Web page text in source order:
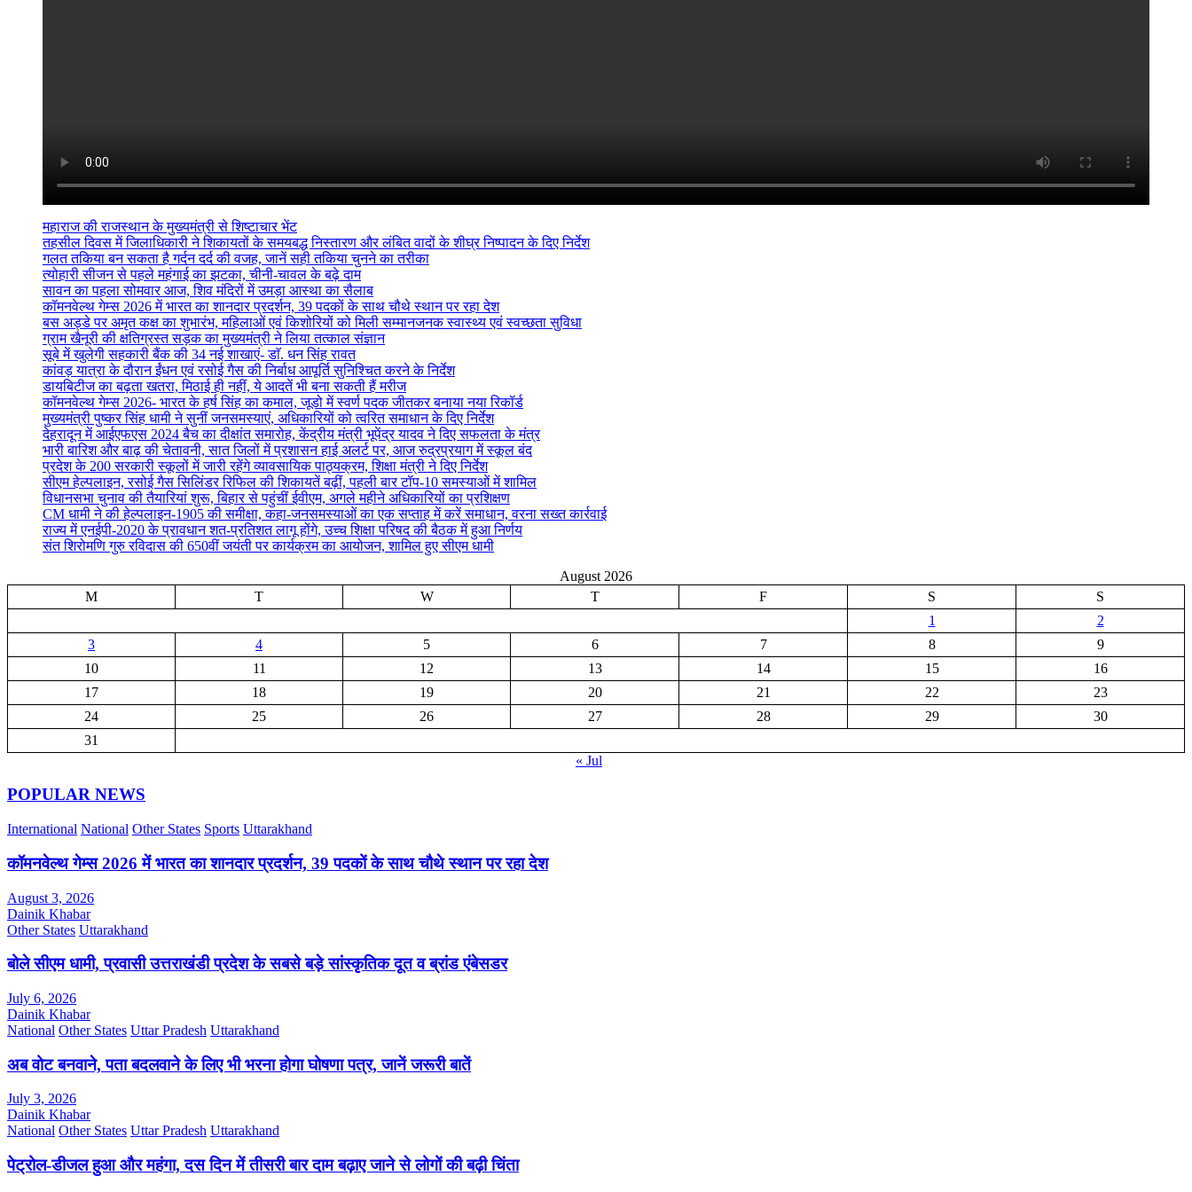
महाराज की राजस्थान के मुख्यमंत्री से शिष्टाचार भेंट
तहसील दिवस में जिलाधिकारी ने शिकायतों के समयबद्ध निस्तारण और लंबित वादों के शीघ्र निष्पादन के दिए निर्देश
गलत तकिया बन सकता है गर्दन दर्द की वजह, जानें सही तकिया चुनने का तरीका
त्योहारी सीजन से पहले महंगाई का झटका, चीनी-चावल के बढ़े दाम
सावन का पहला सोमवार आज, शिव मंदिरों में उमड़ा आस्था का सैलाब
कॉमनवेल्थ गेम्स 2026 में भारत का शानदार प्रदर्शन, 39 पदकों के साथ चौथे स्थान पर रहा देश
बस अड्डे पर अमृत कक्ष का शुभारंभ, महिलाओं एवं किशोरियों को मिली सम्मानजनक स्वास्थ्य एवं स्वच्छता सुविधा
ग्राम खैनूरी की क्षतिग्रस्त सड़क का मुख्यमंत्री ने लिया तत्काल संज्ञान
सूबे में खुलेगी सहकारी बैंक की 34 नई शाखाएं- डाॅ. धन सिंह रावत
कांवड़ यात्रा के दौरान ईंधन एवं रसोई गैस की निर्बाध आपूर्ति सुनिश्चित करने के निर्देश
डायबिटीज का बढ़ता खतरा, मिठाई ही नहीं, ये आदतें भी बना सकती हैं मरीज
कॉमनवेल्थ गेम्स 2026- भारत के हर्ष सिंह का कमाल, जूडो में स्वर्ण पदक जीतकर बनाया नया रिकॉर्ड
मुख्यमंत्री पुष्कर सिंह धामी ने सुनीं जनसमस्याएं, अधिकारियों को त्वरित समाधान के दिए निर्देश
देहरादून में आईएफएस 2024 बैच का दीक्षांत समारोह, केंद्रीय मंत्री भूपेंद्र यादव ने दिए सफलता के मंत्र
भारी बारिश और बाढ़ की चेतावनी, सात जिलों में प्रशासन हाई अलर्ट पर, आज रुद्रप्रयाग में स्कूल बंद
प्रदेश के 200 सरकारी स्कूलों में जारी रहेंगे व्यावसायिक पाठ्यक्रम, शिक्षा मंत्री ने दिए निर्देश
सीएम हेल्पलाइन, रसोई गैस सिलिंडर रिफिल की शिकायतें बढ़ीं, पहली बार टॉप-10 समस्याओं में शामिल
विधानसभा चुनाव की तैयारियां शुरू, बिहार से पहुंचीं ईवीएम, अगले महीने अधिकारियों का प्रशिक्षण
CM धामी ने की हेल्पलाइन-1905 की समीक्षा, कहा-जनसमस्याओं का एक सप्ताह में करें समाधान, वरना सख्त कार्रवाई
राज्य में एनईपी-2020 के प्रावधान शत-प्रतिशत लागू होंगे, उच्च शिक्षा परिषद की बैठक में हुआ निर्णय
संत शिरोमणि गुरु रविदास की 650वीं जयंती पर कार्यक्रम का आयोजन, शामिल हुए सीएम धामी
August 2026
M
T W T F S
S
1
2
3
4 5 6 7 8
9
10
11 12 13 14 15
16
17
18 19 20 21 22
23
24
25 26 27 28 29
30
31
« Jul
POPULAR NEWS
International National Other States Sports Uttarakhand
कॉमनवेल्थ गेम्स 2026 में भारत का शानदार प्रदर्शन, 39 पदकों के साथ चौथे स्थान पर रहा देश
August 3, 2026
Dainik Khabar
Other States Uttarakhand
बोले सीएम धामी, प्रवासी उत्तराखंडी प्रदेश के सबसे बड़े सांस्कृतिक दूत व ब्रांड एंबेसडर
July 6, 2026
Dainik Khabar
National Other States Uttar Pradesh Uttarakhand
अब वोट बनवाने, पता बदलवाने के लिए भी भरना होगा घोषणा पत्र, जानें जरूरी बातें
July 3, 2026
Dainik Khabar
National Other States Uttar Pradesh Uttarakhand
पेट्रोल-डीजल हुआ और महंगा, दस दिन में तीसरी बार दाम बढ़ाए जाने से लोगों की बढ़ी चिंता